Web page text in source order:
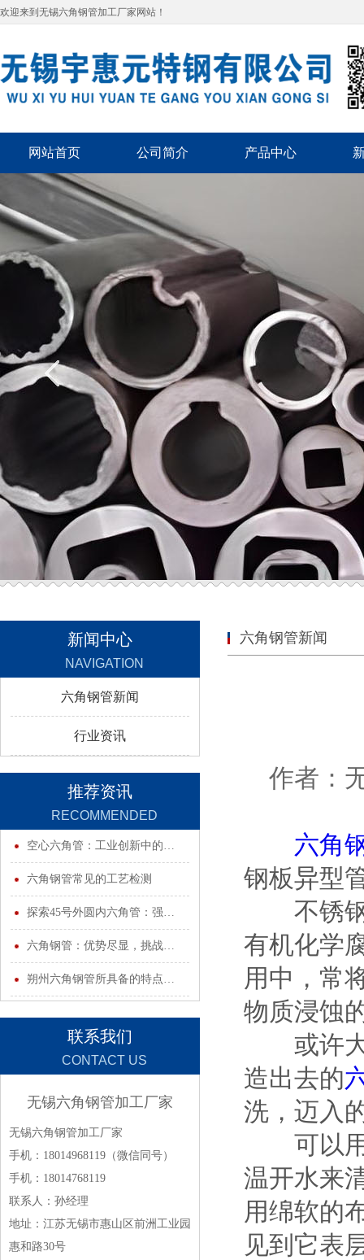
欢迎来到无锡六角钢管加工厂家网站！
网站首页 公司简介 产品中心
新闻中心
NAVIGATION
六角钢管新闻
行业资讯
推荐资讯
RECOMMENDED
INFORMATION
空心六角管：工业创新中的…
六角钢管常见的工艺检测
探索45号外圆内六角管：强…
六角钢管：优势尽显，挑战…
朔州六角钢管所具备的特点…
联系我们
CONTACT US
无锡六角钢管加工厂家
无锡六角钢管加工厂家
手机：18014968119（微信同号）
手机：18014768119
联系人：孙经理
地址：江苏无锡市惠山区前洲工业园
惠和路30号
六角钢管新闻
作者：
六角
钢板异型
不锈钢
有机化学
用中，常
物质浸蚀
或许大
造出去的
洗，迈入
可以用
温开水来
用绵软的
见到它表